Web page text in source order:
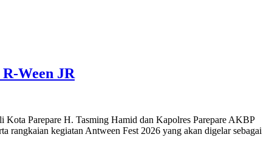
Ween JR
Parepare H. Tasming Hamid dan Kapolres Parepare AKBP
rangkaian kegiatan Antween Fest 2026 yang akan digelar sebagai